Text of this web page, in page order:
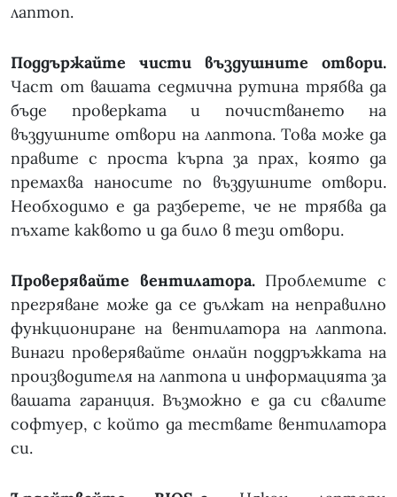
лаптоп.
Поддържайте чисти въздушните отвори.
Част от вашата седмична рутина трябва да
бъде проверката и почистването на
въздушните отвори на лаптопа. Това може да
правите с проста кърпа за прах, която да
премахва наносите по въздушните отвори.
Необходимо е да разберете, че не трябва да
пъхате каквото и да било в тези отвори.
Проверявайте вентилатора.Проблемите с
прегряване може да се дължат на неправилно
функциониране на вентилатора на лаптопа.
Винаги проверявайте онлайн поддръжката на
производителя на лаптопа и информацията за
вашата гаранция. Възможно е да си свалите
софтуер, с който да тествате вентилатора
си.